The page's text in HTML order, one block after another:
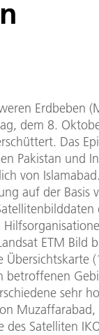
Erdbeben
dem 8.
Das
Pakistan und
von
auf der Basis
ETM Bild
Übersichtskarte
betroffenen
sehr
des Satelliten